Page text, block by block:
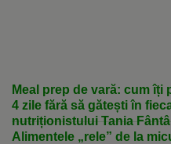
Meal prep de vară: cum îți
4 zile fără să gătești în
nutriționistului Tania
Alimentele „rele” de la